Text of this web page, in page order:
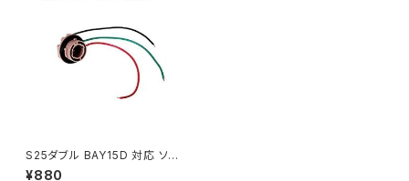
S25ダブル BAY15D 対応 ソケッ
ト 2個セット メスソケット メスカ
¥880